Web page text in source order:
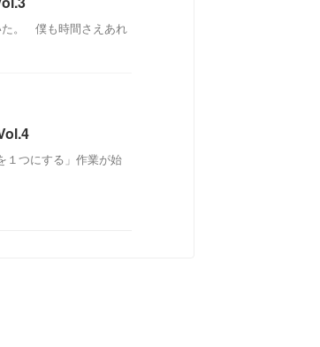
た。 僕も時間さえあれ
１つにする」作業が始